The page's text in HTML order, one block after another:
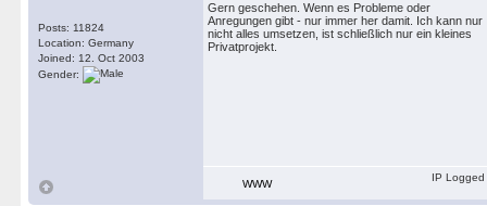
Posts: 11824
Location: Germany
Joined: 12. Oct 2003
Gender:
Gern geschehen. Wenn es Probleme oder
Anregungen gibt - nur immer her damit. Ich kann nur
nicht alles umsetzen, ist schließlich nur ein kleines
Privatprojekt.
WWW
IP Logged